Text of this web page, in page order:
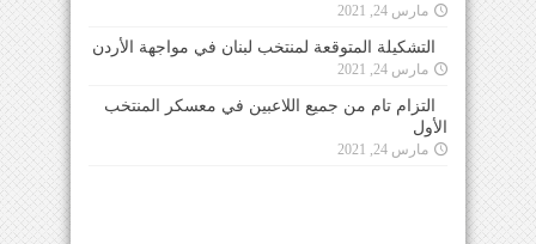
مارس 24, 2021
التشكيلة المتوقعة لمنتخب لبنان في مواجهة الأردن
مارس 24, 2021
التزام تام من جميع اللاعبين في معسكر المنتخب
الأول
مارس 24, 2021